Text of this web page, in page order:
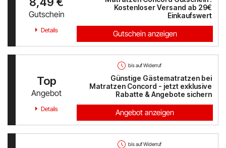
Mr Beam
Thalia
Douglas
Alle Shops anzeigen
Gutschein
Kostenloser Versand ab 29€
Einkaufswert
Details Gutschein anzeigen
bis auf Widerruf
Top
Angebot
Günstige Gästematratzen bei
Matratzen Concord - jetzt exklusive
Rabatte & Angebote sichern
Details Angebot anzeigen
bis auf Widerruf